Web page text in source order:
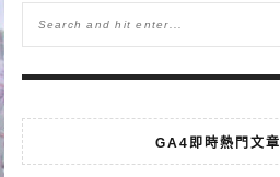
GA4即時熱門文章